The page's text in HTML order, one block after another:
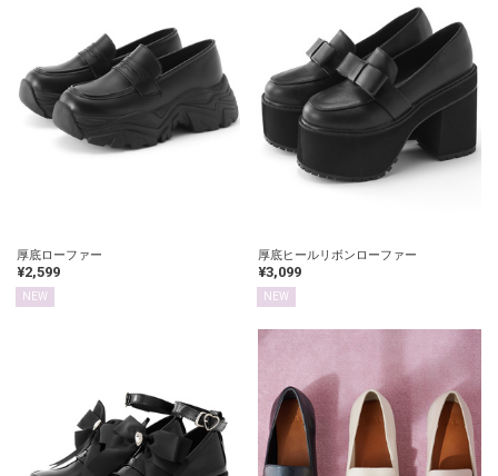
厚底ローファー
¥2,599
NEW
厚底ヒールリボンローファー
¥3,099
NEW